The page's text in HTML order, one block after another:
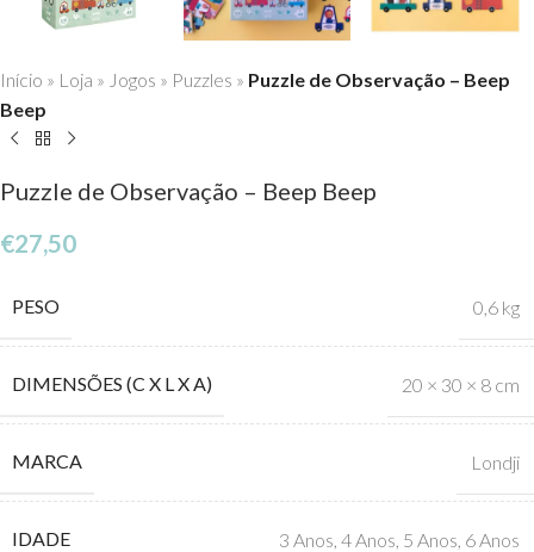
Início » Loja » Jogos » Puzzles » Puzzle de Observação – Beep
Beep
Puzzle de Observação – Beep Beep
€27,50
PESO 0,6 kg
DIMENSÕES (C X L X A) 20 × 30 × 8 cm
MARCA Londji
IDADE 3 Anos 4 Anos 5 Anos 6 Anos